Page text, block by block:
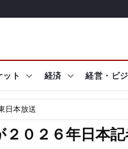
ット 経済 経営・ビ
日本放送
２０２６年日本